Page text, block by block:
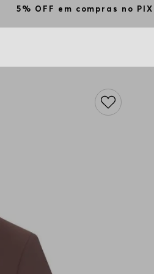
5% OFF em compras no PIX